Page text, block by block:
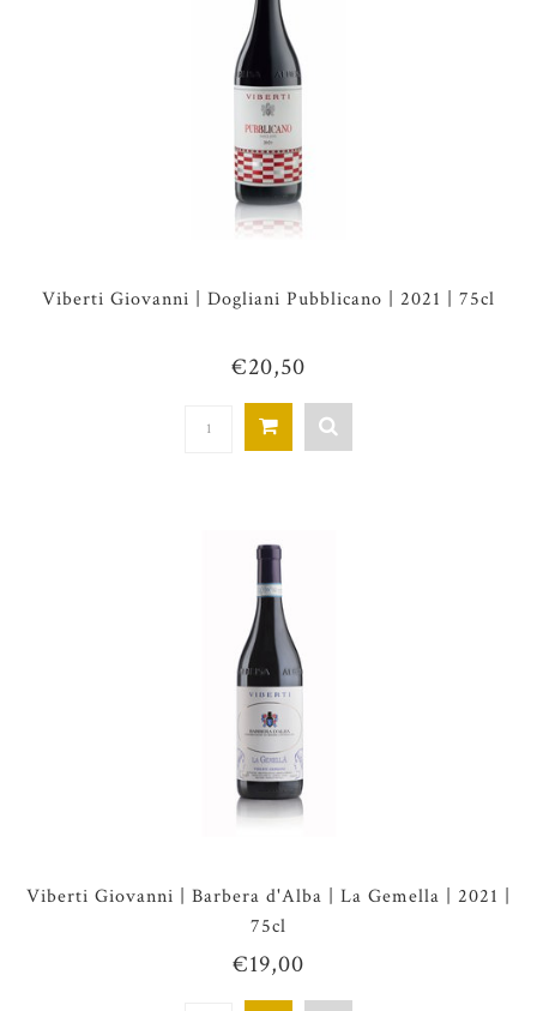
Viberti Giovanni | Dogliani Pubblicano | 2021 | 75cl
€20,50
Viberti Giovanni | Barbera d'Alba | La Gemella | 2021 |
75cl
€19,00